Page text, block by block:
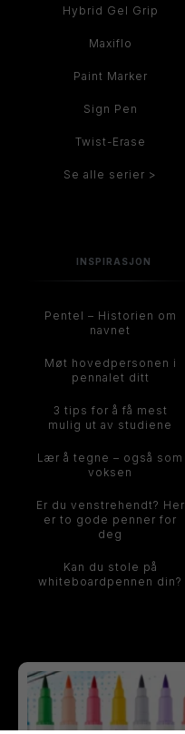
Hybrid Gel Grip
Maxiflo
Paint Marker
Sign Pen
Twist-Erase
Se alle serier >
INSPIRASJON
Pentel – Historien om
navnet
Møt hovedpersonen i
pennalet ditt
3 tips for å få mest
mulig ut av studiene
Lær å tegne – også som
voksen
Er du venstrehendt? Her
er to gode penner for
deg
Kan du stole på
whiteboardpennen din?